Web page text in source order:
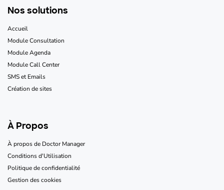
Nos solutions
Accueil
Module Consultation
Module Agenda
Module Call Center
SMS et Emails
Création de sites
À Propos
À propos de Doctor Manager
Conditions d'Utilisation
Politique de confidentialité
Gestion des cookies